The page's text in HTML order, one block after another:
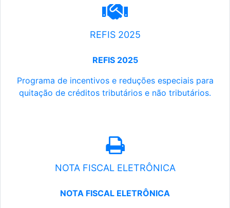
REFIS 2025
REFIS 2025
Programa de incentivos e reduções especiais para
quitação de créditos tributários e não tributários.
NOTA FISCAL ELETRÔNICA
NOTA FISCAL ELETRÔNICA